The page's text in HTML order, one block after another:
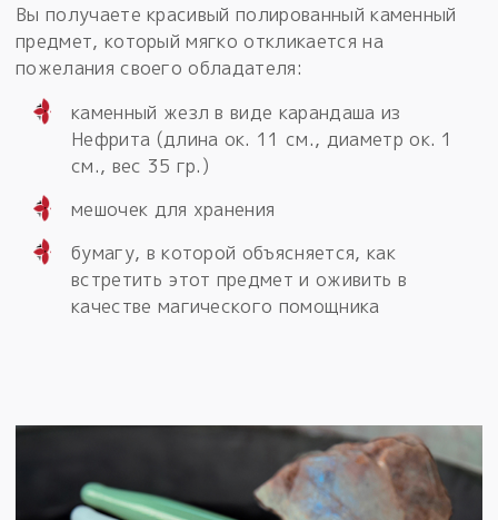
Вы получаете красивый полированный каменный
предмет, который мягко откликается на
пожелания своего обладателя:
каменный жезл в виде карандаша из
Нефрита (длина ок. 11 см., диаметр ок. 1
см., вес 35 гр.)
мешочек для хранения
бумагу, в которой объясняется, как
встретить этот предмет и оживить в
качестве магического помощника